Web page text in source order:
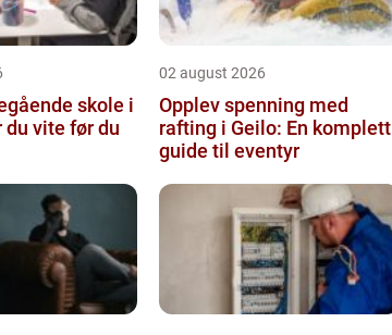
skole i
02 august 2026
Opplev spenning med
rafting i Geilo: En komplett
guide til eventyr